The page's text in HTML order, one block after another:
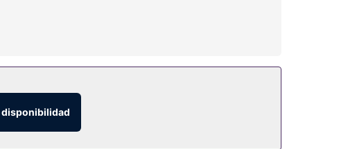
y bañera combinadas está provisto de bañera de
o simplemente llama al servicio de habitaciones con
disponibilidad